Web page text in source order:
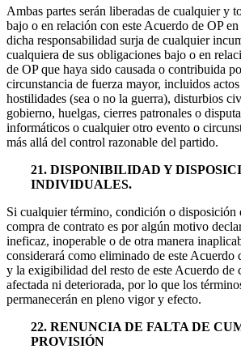
Ambas partes serán liberadas de cualquier y
bajo o en relación con este Acuerdo de OP
dicha responsabilidad surja de cualquier
cualquiera de sus obligaciones bajo o en
de OP que haya sido causada o contribuida
circunstancia de fuerza mayor, incluidos
hostilidades (sea o no la guerra), disturbios
gobierno, huelgas, cierres patronales o
informáticos o cualquier otro evento o
más allá del control razonable del partido.
21. DISPONIBILIDAD Y
INDIVIDUALES.
Si cualquier término, condición o disposición
compra de contrato es por algún motivo
ineficaz, inoperable o de otra manera
considerará como eliminado de este Acuerdo
y la exigibilidad del resto de este Acuerdo de
afectada ni deteriorada, por lo que los
permanecerán en pleno vigor y efecto.
22. RENUNCIA DE FALTA DE
PROVISIÓN